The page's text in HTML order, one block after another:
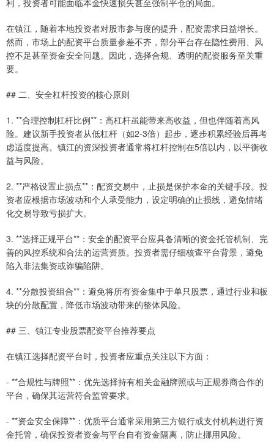
利，投资者可能面临本金快速损失甚至强制平仓的局面。
在镇江，随着本地投资者对股市参与度的提升，配资需求日益增长。
然而，市场上的配资平台质量参差不齐，部分平台存在隐性费用、风
控不足甚至资金安全问题。因此，选择合规、透明的配资服务至关重
要。
## 二、安全杠杆投资的核心原则
1. **合理控制杠杆比例**：高杠杆虽能带来高收益，但也伴随着高风
险。建议新手投资者从低杠杆（如2-3倍）起步，逐步积累经验后再考
虑适度提高。镇江的资深投资者通常将杠杆控制在5倍以内，以平衡收
益与风险。
2. **严格设置止损点**：配资交易中，止损是保护本金的关键手段。投
资者应根据市场波动和个人承受能力，设定明确的止损线，避免情绪
化交易导致亏损扩大。
3. **选择正规平台**：安全的配资平台应具备清晰的资金托管机制、完
善的风控系统和合法的运营资质。投资者需仔细核查平台背景，避免
陷入非法集资或诈骗陷阱。
4. **分散投资组合**：避免将所有资金集中于单只股票，通过行业和板
块的分散配置，降低市场波动带来的整体风险。
## 三、镇江专业股票配资平台推荐要点
在镇江选择配资平台时，投资者应重点关注以下方面：
- **合规性与牌照**：优先选择持有相关金融牌照或与正规券商合作的
平台，确保其运营符合监管要求。
- **资金安全保障**：优质平台通常采用第三方银行或支付机构进行资
金托管，确保投资者资金与平台自有资金隔离，防止挪用风险。